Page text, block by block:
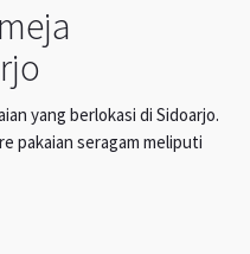
yang berlokasi di Sidoarjo.
pakaian seragam meliputi